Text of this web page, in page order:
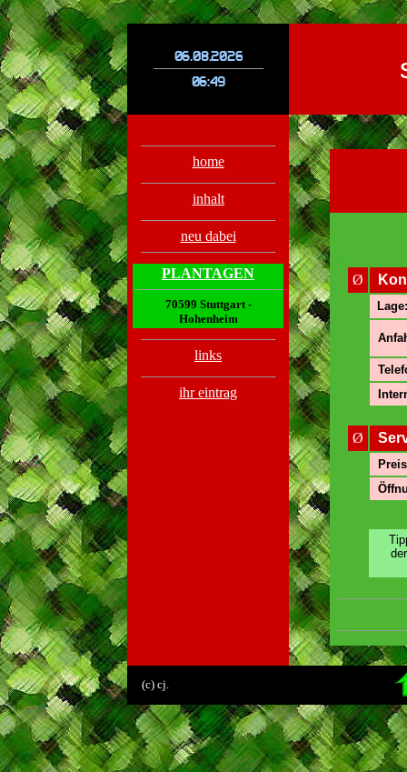
.
home
inhalt
neu dabei
PLANTAGEN
70599 Stuttgart -
Hohenheim
links
ihr eintrag
.
Ø
Lage:
Ø
.
(c) cj.